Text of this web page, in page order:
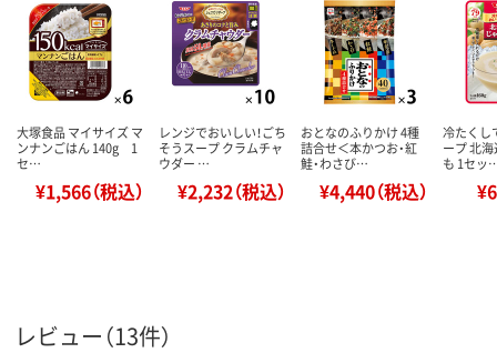
大塚食品 マイサイズ マ
ンナンごはん 140g 1
セ…
¥1,566（税込）
レンジでおいしい！ごち
そうスープ クラムチャ
ウダー …
¥2,232（税込）
おとなのふりかけ 4種
詰合せ＜本かつお・紅
鮭・わさび…
¥4,440（税込）
冷たくし
ープ 北
も 1セッ
レビュー（13件）